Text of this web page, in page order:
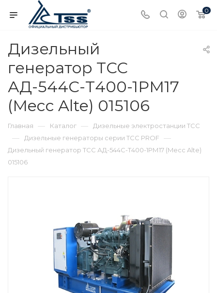
0
Дизельный
генератор ТСС
АД-544С-Т400-1РМ17
(Mecc Alte) 015106
Главная — Каталог — Дизельные электростанции ТСС
— Дизельные генераторы серии ТСС PROF —
Дизельный генератор ТСС АД-544С-Т400-1РМ17 (Mecc Alte)
015106